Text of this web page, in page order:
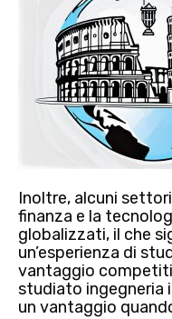
Inoltre, alcuni
finanza e la
globalizzati, il che
un’esperienza di
vantaggio
studiato ingegneria
un vantaggio